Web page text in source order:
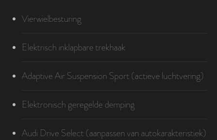
Vierwielbesturing
Elektrisch inklapbare trekhaak
Adaptive Air Suspension Sport (actieve luchtvering)
Elektronisch geregelde demping
Audi Drive Select (aanpassen van autokarakteristiek)